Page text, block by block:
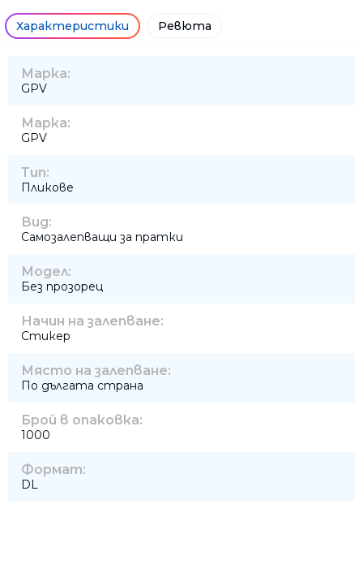
Характеристики Ревюта
Марка:
GPV
Марка:
GPV
Тип:
Пликове
Вид:
Самозалепващи за пратки
Модел:
Без прозорец
Начин на залепване:
Стикер
Място на залепване:
По дългата страна
Брой в опаковка:
1000
Формат:
DL